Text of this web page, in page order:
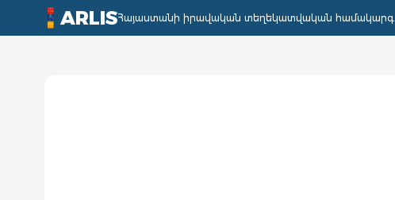
ARLISՀայաստանի իրավական տեղեկատվական համակարգ